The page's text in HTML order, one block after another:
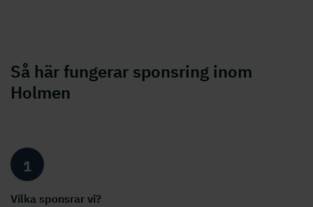
Så här fungerar sponsring inom
Holmen
1
Vilka sponsrar vi?